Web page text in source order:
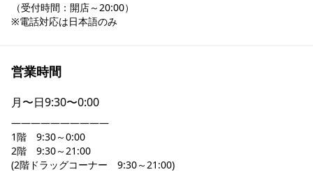
（受付時間：開店～20:00）
※電話対応は日本語のみ
営業時間
月〜日9:30〜0:00
――――――――――
1階　9:30～0:00
2階　9:30～21:00
(2階ドラッグコーナー　9:30～21:00)